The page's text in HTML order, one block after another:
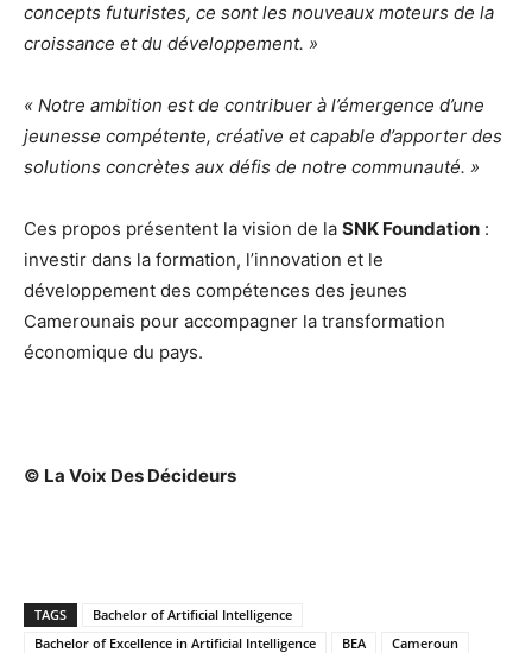
concepts futuristes, ce sont les nouveaux moteurs de la
croissance et du développement. »
« Notre ambition est de contribuer à l’émergence d’une
jeunesse compétente, créative et capable d’apporter des
solutions concrètes aux défis de notre communauté. »
Ces propos présentent la vision de la SNK Foundation :
investir dans la formation, l’innovation et le
développement des compétences des jeunes
Camerounais pour accompagner la transformation
économique du pays.
© La Voix Des Décideurs
TAGS
Bachelor of Artificial Intelligence
Bachelor of Excellence in Artificial Intelligence
BEA
Cameroun